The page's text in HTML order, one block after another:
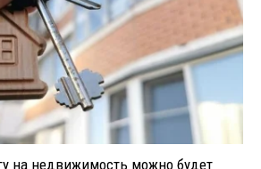
на недвижимость можно будет